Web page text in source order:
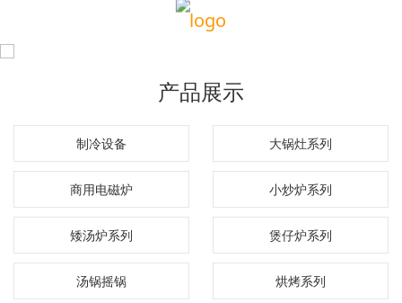
产品展示
制冷设备 大锅灶系列
商用电磁炉 小炒炉系列
矮汤炉系列 煲仔炉系列
汤锅摇锅 烘烤系列